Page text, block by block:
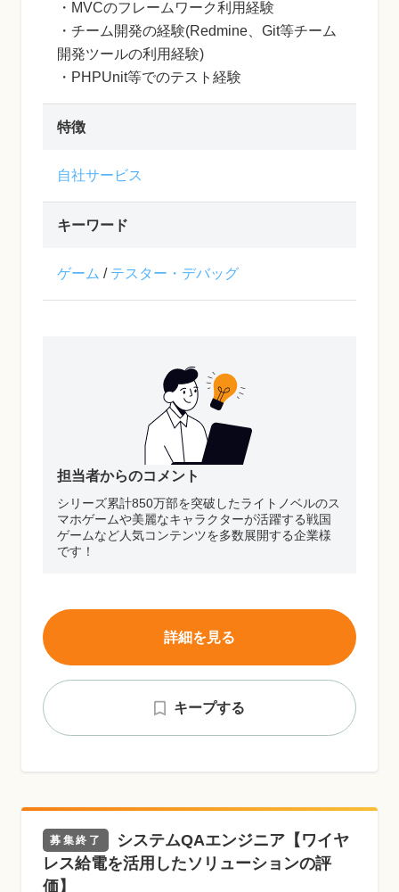
・MVCのフレームワーク利用経験
・チーム開発の経験(Redmine、Git等チーム
開発ツールの利用経験)
・PHPUnit等でのテスト経験
特徴
自社サービス
キーワード
ゲーム / テスター・デバッグ
担当者からのコメント
シリーズ累計850万部を突破したライトノベルのス
マホゲームや美麗なキャラクターが活躍する戦国
ゲームなど人気コンテンツを多数展開する企業様
です！
キープする
詳細を見る
募集終了
システムQAエンジニア【ワイヤ
レス給電を活用したソリューションの評
価】